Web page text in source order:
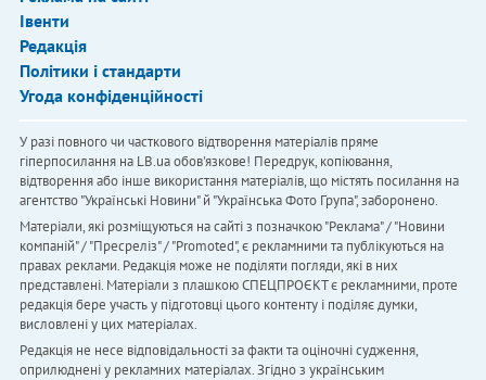
Івенти
Редакція
Політики і стандарти
Угода конфіденційності
У разі повного чи часткового відтворення матеріалів пряме
гіперпосилання на LB.ua обов'язкове! Передрук, копіювання,
відтворення або інше використання матеріалів, що містять посилання на
агентство "Українськi Новини" й "Українська Фото Група", заборонено.
Матеріали, які розміщуються на сайті з позначкою "Реклама" / "Новини
компаній" / "Пресреліз" / "Promoted", є рекламними та публікуються на
правах реклами. Редакція може не поділяти погляди, які в них
представлені. Матеріали з плашкою СПЕЦПРОЄКТ є рекламними, проте
редакція бере участь у підготовці цього контенту і поділяє думки,
висловлені у цих матеріалах.
Редакція не несе відповідальності за факти та оціночні судження,
оприлюднені у рекламних матеріалах. Згідно з українським